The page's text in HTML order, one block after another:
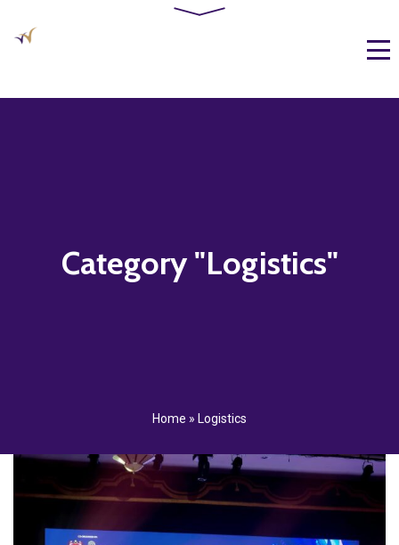
Category "Logistics"
Home » Logistics